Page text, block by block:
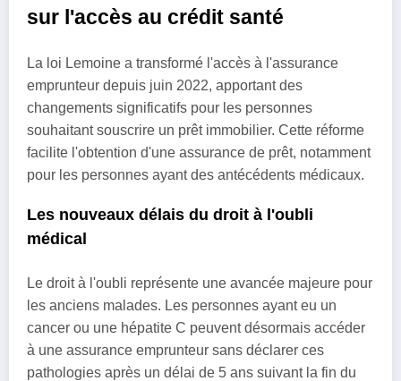
sur l'accès au crédit santé
La loi Lemoine a transformé l'accès à l'assurance
emprunteur depuis juin 2022, apportant des
changements significatifs pour les personnes
souhaitant souscrire un prêt immobilier. Cette réforme
facilite l'obtention d'une assurance de prêt, notamment
pour les personnes ayant des antécédents médicaux.
Les nouveaux délais du droit à l'oubli
médical
Le droit à l'oubli représente une avancée majeure pour
les anciens malades. Les personnes ayant eu un
cancer ou une hépatite C peuvent désormais accéder
à une assurance emprunteur sans déclarer ces
pathologies après un délai de 5 ans suivant la fin du